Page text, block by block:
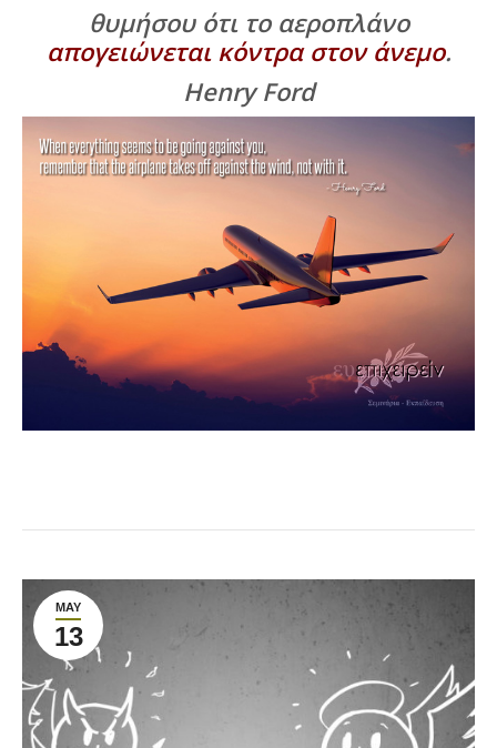
θυμήσου ότι το αεροπλάνο
απογειώνεται κόντρα στον άνεμο.
Henry Ford
MAY
13